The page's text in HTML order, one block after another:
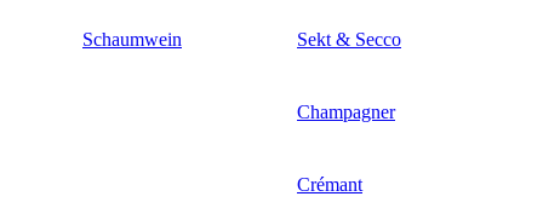
Schaumwein Sekt & Secco
Champagner
Crémant